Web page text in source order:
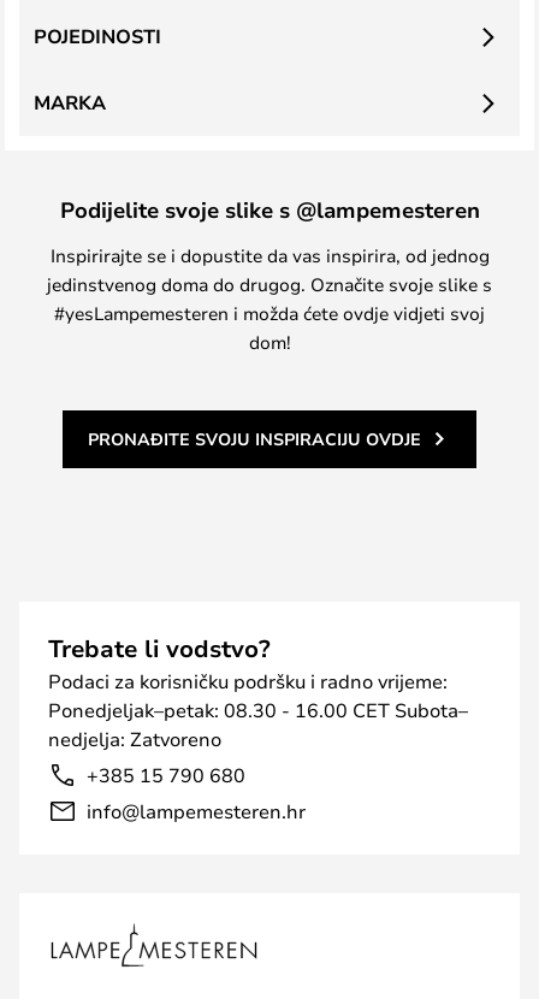
POJEDINOSTI
MARKA
Podijelite svoje slike s @lampemesteren
Inspirirajte se i dopustite da vas inspirira, od jednog
jedinstvenog doma do drugog. Označite svoje slike s
#yesLampemesteren i možda ćete ovdje vidjeti svoj
dom!
PRONAĐITE SVOJU INSPIRACIJU OVDJE
Trebate li vodstvo?
Podaci za korisničku podršku i radno vrijeme:
Ponedjeljak–petak: 08.30 - 16.00 CET Subota–
nedjelja: Zatvoreno
+385 15 790 680
info@lampemesteren.hr